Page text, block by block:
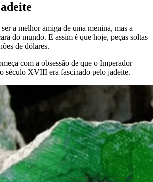
a melhor amiga de uma menina, mas a
do mundo. E assim é que hoje, peças soltas
de dólares.
com a obsessão de que o Imperador
século XVIII era fascinado pelo jadeite.